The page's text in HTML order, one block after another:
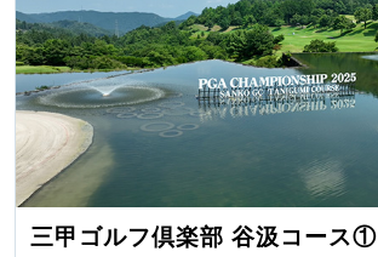
三甲ゴルフ倶楽部 谷汲コース①